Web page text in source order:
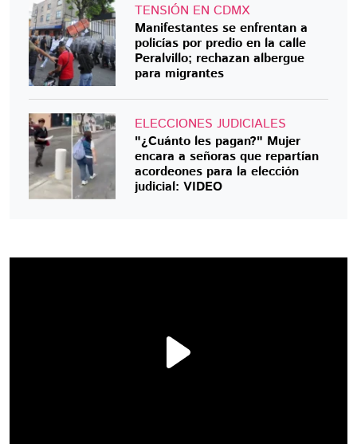
TENSIÓN EN CDMX
Manifestantes se enfrentan a
policías por predio en la calle
Peralvillo; rechazan albergue
para migrantes
ELECCIONES JUDICIALES
"¿Cuánto les pagan?" Mujer
encara a señoras que repartían
acordeones para la elección
judicial: VIDEO